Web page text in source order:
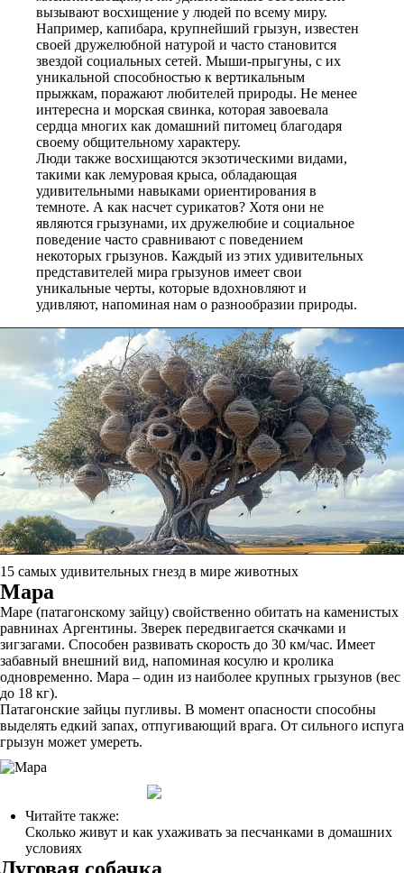
вызывают восхищение у людей по всему миру.
Например, капибара, крупнейший грызун, известен
своей дружелюбной натурой и часто становится
звездой социальных сетей. Мыши-прыгуны, с их
уникальной способностью к вертикальным
прыжкам, поражают любителей природы. Не менее
интересна и морская свинка, которая завоевала
сердца многих как домашний питомец благодаря
своему общительному характеру.
Люди также восхищаются экзотическими видами,
такими как лемуровая крыса, обладающая
удивительными навыками ориентирования в
темноте. А как насчет сурикатов? Хотя они не
являются грызунами, их дружелюбие и социальное
поведение часто сравнивают с поведением
некоторых грызунов. Каждый из этих удивительных
представителей мира грызунов имеет свои
уникальные черты, которые вдохновляют и
удивляют, напоминая нам о разнообразии природы.
15 самых удивительных гнезд в мире животных
Мара
Маре (патагонскому зайцу) свойственно обитать на каменистых
равнинах Аргентины. Зверек передвигается скачками и
зигзагами. Способен развивать скорость до 30 км/час. Имеет
забавный внешний вид, напоминая косулю и кролика
одновременно. Мара – один из наиболее крупных грызунов (вес
до 18 кг).
Патагонские зайцы пугливы. В момент опасности способны
выделять едкий запах, отпугивающий врага. От сильного испуга
грызун может умереть.
Читайте также:
Сколько живут и как ухаживать за песчанками в домашних
условиях